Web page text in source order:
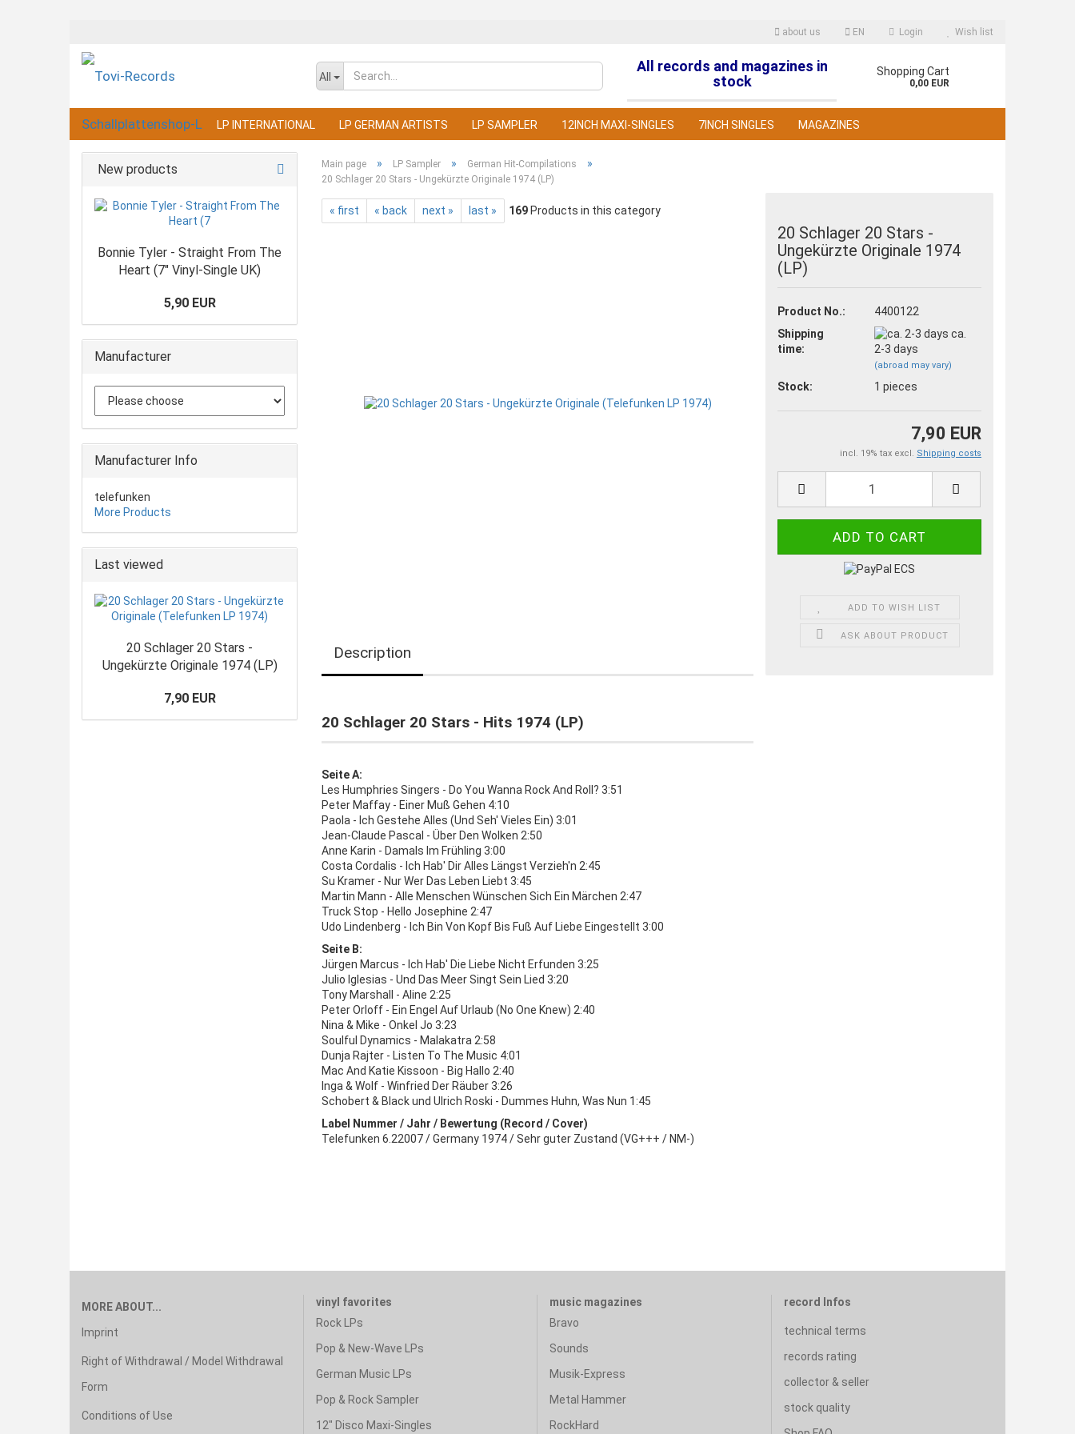
about us EN
Change language
Login
Create a new account
Forgot password?
Wish list
All
All records and magazines in
stock
Shopping Cart
0,00 EUR
LP INTERNATIONAL LP GERMAN ARTISTS LP SAMPLER 12INCH MAXI-SINGLES 7INCH SINGLES MAGAZINES
Main page » LP Sampler » German Hit-Compilations »
20 Schlager 20 Stars - Ungekürzte Originale 1974 (LP)
« first « back next » last » 169 Products in this category
20 Schlager 20 Stars -
Ungekürzte Originale 1974
(LP)
Product No.:
4400122
Shipping
time:
ca.
2-3 days
(abroad may vary)
Stock: 1pieces
7,90 EUR
incl. 19% tax excl. Shipping costs
ADD TO WISH LIST
ASK ABOUT PRODUCT
Description
20 Schlager 20 Stars - Hits 1974 (LP)
Seite A:
Les Humphries Singers - Do You Wanna Rock And Roll? 3:51
Peter Maffay - Einer Muß Gehen 4:10
Paola - Ich Gestehe Alles (Und Seh' Vieles Ein) 3:01
Jean-Claude Pascal - Über Den Wolken 2:50
Anne Karin - Damals Im Frühling 3:00
Costa Cordalis - Ich Hab' Dir Alles Längst Verzieh'n 2:45
Su Kramer - Nur Wer Das Leben Liebt 3:45
Martin Mann - Alle Menschen Wünschen Sich Ein Märchen 2:47
Truck Stop - Hello Josephine 2:47
Udo Lindenberg - Ich Bin Von Kopf Bis Fuß Auf Liebe Eingestellt 3:00
Seite B:
Jürgen Marcus - Ich Hab' Die Liebe Nicht Erfunden 3:25
Julio Iglesias - Und Das Meer Singt Sein Lied 3:20
Tony Marshall - Aline 2:25
Peter Orloff - Ein Engel Auf Urlaub (No One Knew) 2:40
Nina & Mike - Onkel Jo 3:23
Soulful Dynamics - Malakatra 2:58
Dunja Rajter - Listen To The Music 4:01
Mac And Katie Kissoon - Big Hallo 2:40
Inga & Wolf - Winfried Der Räuber 3:26
Schobert & Black und Ulrich Roski - Dummes Huhn, Was Nun 1:45
Label Nummer / Jahr / Bewertung (Record / Cover)
Telefunken 6.22007 / Germany 1974 / Sehr guter Zustand (VG+++ / NM-)
New products
Bonnie Tyler - Straight From The
Heart (7" Vinyl-Single UK)
5,90 EUR
Manufacturer
Manufacturer Info
telefunken
More Products
Last viewed
20 Schlager 20 Stars -
Ungekürzte Originale 1974 (LP)
7,90 EUR
MORE ABOUT...
Imprint
Right of Withdrawal / Model Withdrawal
Form
Conditions of Use
vinyl favorites
Rock LPs
Pop & New-Wave LPs
German Music LPs
Pop & Rock Sampler
12" Disco Maxi-Singles
music magazines
Bravo
Sounds
Musik-Express
Metal Hammer
RockHard
record Infos
technical terms
records rating
collector & seller
stock quality